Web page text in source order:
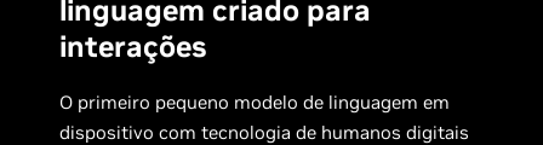
linguagem criado para
interações
O primeiro pequeno modelo de linguagem em
dispositivo com tecnologia de humanos digitais